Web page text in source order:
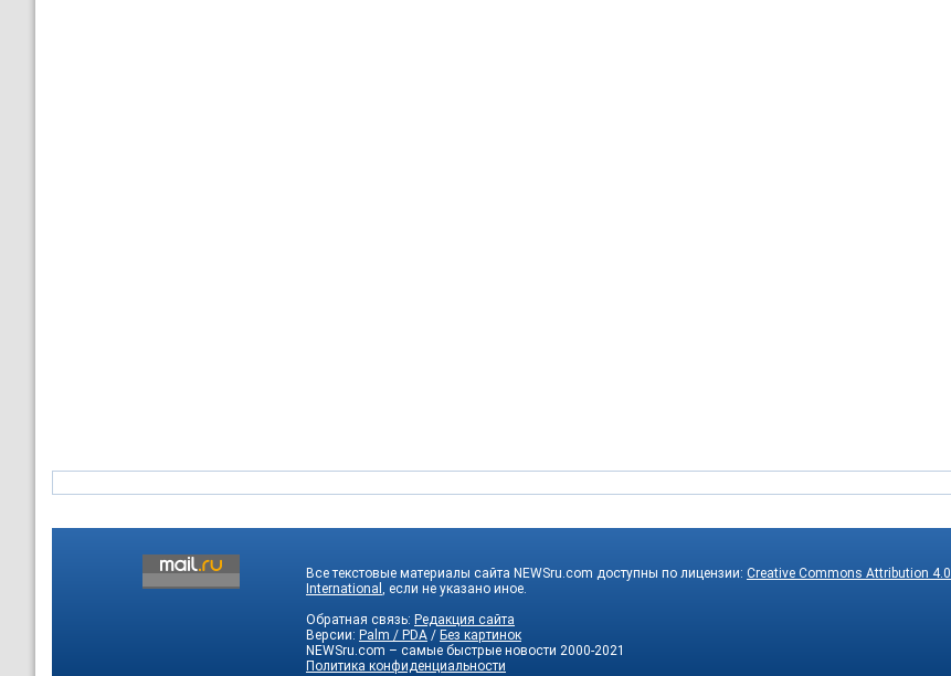
Все текстовые материалы сайта NEWSru.com доступны по лицензии: Creative Commons Attribution 4.0
International , если не указано иное.
Обратная связь: Редакция сайта
Версии: Palm / PDA / Без картинок
NEWSru.com – самые быстрые новости 2000-2021
Политика конфиденциальности